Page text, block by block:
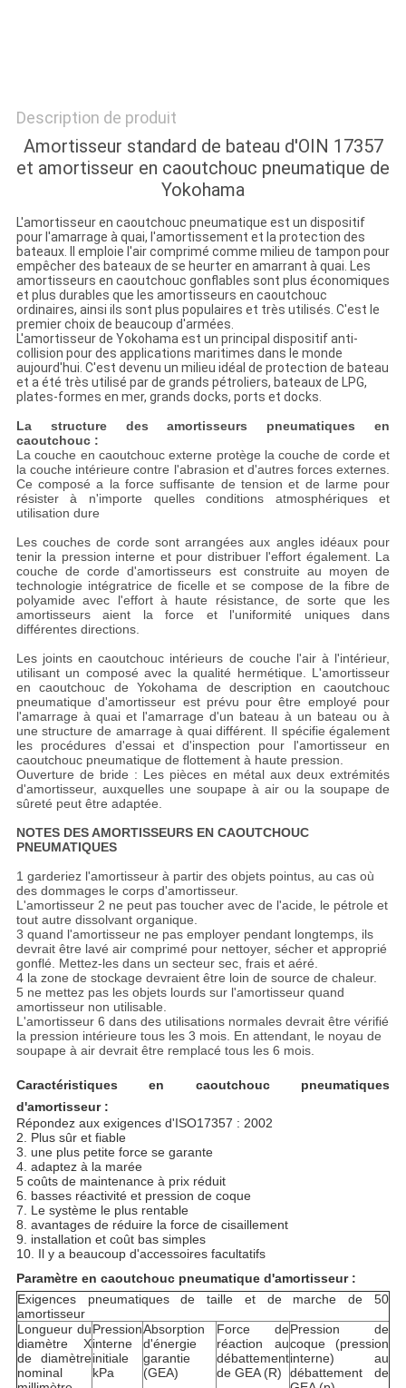
Description de produit
Amortisseur standard de bateau d'OIN 17357
et amortisseur en caoutchouc pneumatique de
Yokohama
L'amortisseur en caoutchouc pneumatique est un dispositif
pour l'amarrage à quai, l'amortissement et la protection des
bateaux. Il emploie l'air comprimé comme milieu de tampon pour
empêcher des bateaux de se heurter en amarrant à quai. Les
amortisseurs en caoutchouc gonflables sont plus économiques
et plus durables que les amortisseurs en caoutchouc
ordinaires, ainsi ils sont plus populaires et très utilisés. C'est le
premier choix de beaucoup d'armées.
L'amortisseur de Yokohama est un principal dispositif anti-
collision pour des applications maritimes dans le monde
aujourd'hui. C'est devenu un milieu idéal de protection de bateau
et a été très utilisé par de grands pétroliers, bateaux de LPG,
plates-formes en mer, grands docks, ports et docks.
La structure des amortisseurs pneumatiques en
caoutchouc :
La couche en caoutchouc externe protège la couche de corde et
la couche intérieure contre l'abrasion et d'autres forces externes.
Ce composé a la force suffisante de tension et de larme pour
résister à n'importe quelles conditions atmosphériques et
utilisation dure
Les couches de corde sont arrangées aux angles idéaux pour
tenir la pression interne et pour distribuer l'effort également. La
couche de corde d'amortisseurs est construite au moyen de
technologie intégratrice de ficelle et se compose de la fibre de
polyamide avec l'effort à haute résistance, de sorte que les
amortisseurs aient la force et l'uniformité uniques dans
différentes directions.
Les joints en caoutchouc intérieurs de couche l'air à l'intérieur,
utilisant un composé avec la qualité hermétique. L'amortisseur
en caoutchouc de Yokohama de description en caoutchouc
pneumatique d'amortisseur est prévu pour être employé pour
l'amarrage à quai et l'amarrage d'un bateau à un bateau ou à
une structure de amarrage à quai différent. Il spécifie également
les procédures d'essai et d'inspection pour l'amortisseur en
caoutchouc pneumatique de flottement à haute pression.
Ouverture de bride : Les pièces en métal aux deux extrémités
d'amortisseur, auxquelles une soupape à air ou la soupape de
sûreté peut être adaptée.
NOTES DES AMORTISSEURS EN CAOUTCHOUC
PNEUMATIQUES
1 garderiez l'amortisseur à partir des objets pointus, au cas où
des dommages le corps d'amortisseur.
L'amortisseur 2 ne peut pas toucher avec de l'acide, le pétrole et
tout autre dissolvant organique.
3 quand l'amortisseur ne pas employer pendant longtemps, ils
devrait être lavé air comprimé pour nettoyer, sécher et approprié
gonflé. Mettez-les dans un secteur sec, frais et aéré.
4 la zone de stockage devraient être loin de source de chaleur.
5 ne mettez pas les objets lourds sur l'amortisseur quand
amortisseur non utilisable.
L'amortisseur 6 dans des utilisations normales devrait être vérifié
la pression intérieure tous les 3 mois. En attendant, le noyau de
soupape à air devrait être remplacé tous les 6 mois.
Caractéristiques en caoutchouc pneumatiques
d'amortisseur :
Répondez aux exigences d'ISO17357 : 2002
2. Plus sûr et fiable
3. une plus petite force se garante
4. adaptez à la marée
5 coûts de maintenance à prix réduit
6. basses réactivité et pression de coque
7. Le système le plus rentable
8. avantages de réduire la force de cisaillement
9. installation et coût bas simples
10. Il y a beaucoup d'accessoires facultatifs
Paramètre en caoutchouc pneumatique d'amortisseur :
Exigences pneumatiques de taille et de marche de 50
amortisseur
Longueur du
diamètre X
de diamètre
nominal
Pression
interne
initiale
kPa
Absorption
d'énergie
garantie
(GEA)
Force de
réaction au
débattement
de GEA (R)
Pression de
coque (pression
interne) au
débattement de